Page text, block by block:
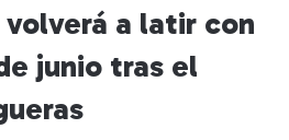
a latir con
junio tras el